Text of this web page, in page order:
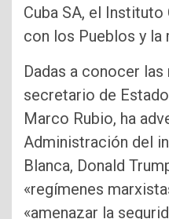
Cuba SA, el
con los Pueblos y la
Dadas a conocer
secretario de
Marco Rubio, ha
Administración del
Blanca, Donald
«regímenes
«amenazar la